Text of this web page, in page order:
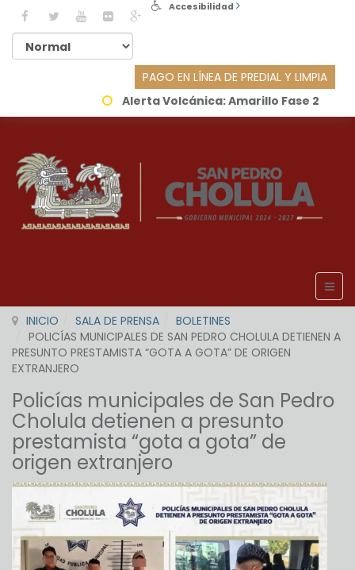
Accesibilidad
PAGO EN LÍNEA DE PREDIAL Y LIMPIA
Alerta Volcánica:Amarillo Fase 2
INICIO SALA DE PRENSA
BOLETINES
POLICÍAS MUNICIPALES DE SAN PEDRO CHOLULA DETIENEN A
PRESUNTO PRESTAMISTA “GOTA A GOTA” DE ORIGEN
EXTRANJERO
Policías municipales de San Pedro
Cholula detienen a presunto
prestamista “gota a gota” de
origen extranjero